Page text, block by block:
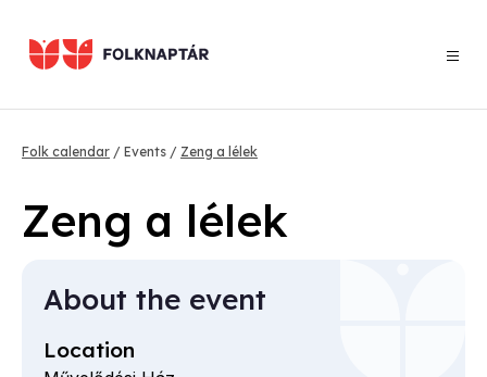
main
content
Breadcrumb
Folk calendar Events Zeng a lélek
Zeng a lélek
About the event
Location